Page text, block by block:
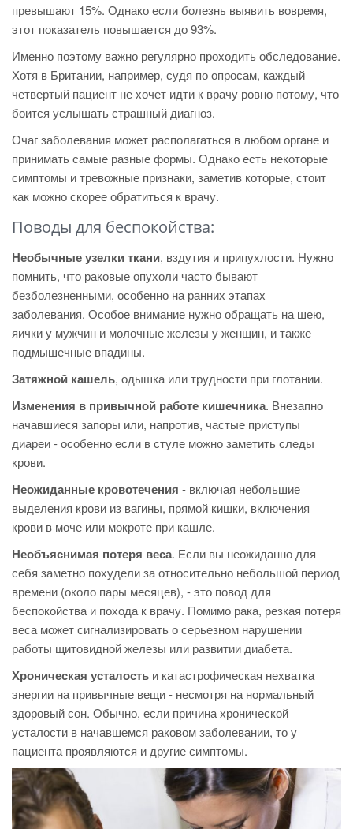
превышают 15%. Однако если болезнь выявить вовремя,
этот показатель повышается до 93%.
Именно поэтому важно регулярно проходить обследование.
Хотя в Британии, например, судя по опросам, каждый
четвертый пациент не хочет идти к врачу ровно потому, что
боится услышать страшный диагноз.
Очаг заболевания может располагаться в любом органе и
принимать самые разные формы. Однако есть некоторые
симптомы и тревожные признаки, заметив которые, стоит
как можно скорее обратиться к врачу.
Поводы для беспокойства:
Необычные узелки ткани, вздутия и припухлости. Нужно
помнить, что раковые опухоли часто бывают
безболезненными, особенно на ранних этапах
заболевания. Особое внимание нужно обращать на шею,
яички у мужчин и молочные железы у женщин, и также
подмышечные впадины.
Затяжной кашель, одышка или трудности при глотании.
Изменения в привычной работе кишечника. Внезапно
начавшиеся запоры или, напротив, частые приступы
диареи - особенно если в стуле можно заметить следы
крови.
Неожиданные кровотечения - включая небольшие
выделения крови из вагины, прямой кишки, включения
крови в моче или мокроте при кашле.
Необъяснимая потеря веса. Если вы неожиданно для
себя заметно похудели за относительно небольшой период
времени (около пары месяцев), - это повод для
беспокойства и похода к врачу. Помимо рака, резкая потеря
веса может сигнализировать о серьезном нарушении
работы щитовидной железы или развитии диабета.
Хроническая усталость и катастрофическая нехватка
энергии на привычные вещи - несмотря на нормальный
здоровый сон. Обычно, если причина хронической
усталости в начавшемся раковом заболевании, то у
пациента проявляются и другие симптомы.